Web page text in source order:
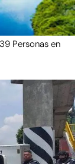
Personas en